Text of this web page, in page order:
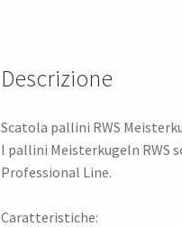
Descrizione
Scatola pallini RWS
I pallini Meisterkugeln RWS
Professional Line.
Caratteristiche: